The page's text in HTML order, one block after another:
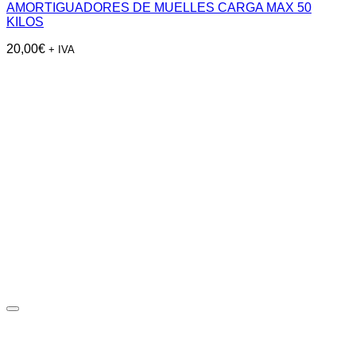
AMORTIGUADORES DE MUELLES CARGA MAX 50
KILOS
20,00€ + IVA